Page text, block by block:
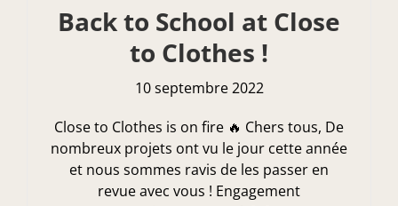
Back to School at Close
to Clothes !
10 septembre 2022
Close to Clothes is on fire 🔥 Chers tous, De
nombreux projets ont vu le jour cette année
et nous sommes ravis de les passer en
revue avec vous ! Engagement